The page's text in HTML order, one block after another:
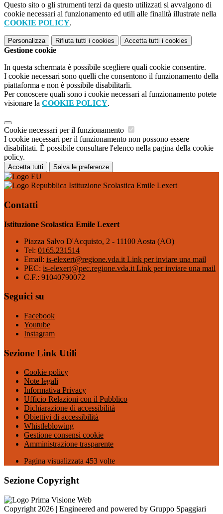
Questo sito o gli strumenti terzi da questo utilizzati si avvalgono di
cookie necessari al funzionamento ed utili alle finalità illustrate nella
COOKIE POLICY.
Personalizza Rifiuta tutti i cookies Accetta tutti i cookies
Gestione cookie
In questa schermata è possibile scegliere quali cookie consentire.
I cookie necessari sono quelli che consentono il funzionamento della
piattaforma e non è possibile disabilitarli.
Per conoscere quali sono i cookie necessari al funzionamento potete
visionare la COOKIE POLICY.
Cookie necessari per il funzionamento
I cookie necessari per il funzionamento non possono essere
disabilitati. È possibile consultare l'elenco nella pagina della cookie
policy.
Accetta tutti Salva le preferenze
Istituzione Scolastica Emile Lexert
Contatti
Istituzione Scolastica Emile Lexert
Piazza Salvo D'Acquisto, 2 - 11100 Aosta (AO)
Tel: 0165.231514
Email: is-elexert@regione.vda.it Link per inviare una mail
PEC: is-elexert@pec.regione.vda.it Link per inviare una mail
C.F.: 91040790072
Seguici su
Facebook
Youtube
Instagram
Sezione Link Utili
Cookie policy
Note legali
Informativa Privacy
Ufficio Relazioni con il Pubblico
Dichiarazione di accessibilità
Obiettivi di accessibilità
Whistleblowing
Gestione consensi cookie
Amministrazione trasparente
Pagina visualizzata 453 volte
Sezione Copyright
Copyright 2026 | Engineered and powered by Gruppo Spaggiari